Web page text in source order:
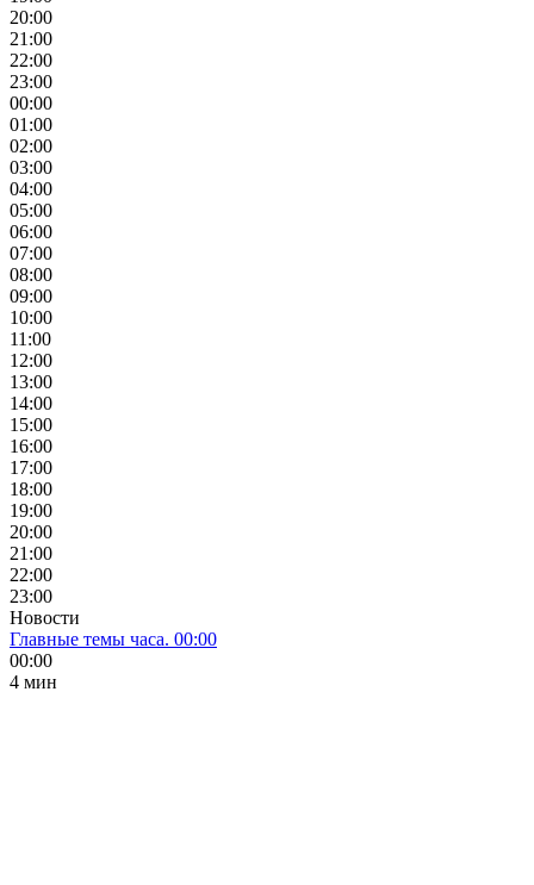
20:00
21:00
22:00
23:00
00:00
01:00
02:00
03:00
04:00
05:00
06:00
07:00
08:00
09:00
10:00
11:00
12:00
13:00
14:00
15:00
16:00
17:00
18:00
19:00
20:00
21:00
22:00
23:00
Новости
Главные темы часа. 00:00
00:00
4 мин